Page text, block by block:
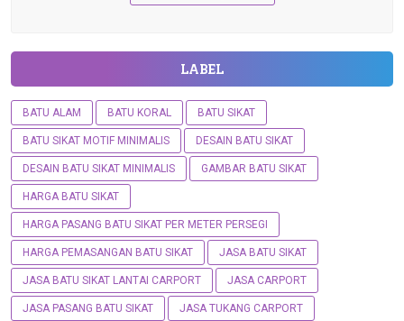
LABEL
BATU ALAM BATU KORAL BATU SIKAT
BATU SIKAT MOTIF MINIMALIS DESAIN BATU SIKAT
DESAIN BATU SIKAT MINIMALIS GAMBAR BATU SIKAT
HARGA BATU SIKAT
HARGA PASANG BATU SIKAT PER METER PERSEGI
HARGA PEMASANGAN BATU SIKAT JASA BATU SIKAT
JASA BATU SIKAT LANTAI CARPORT JASA CARPORT
JASA PASANG BATU SIKAT JASA TUKANG CARPORT